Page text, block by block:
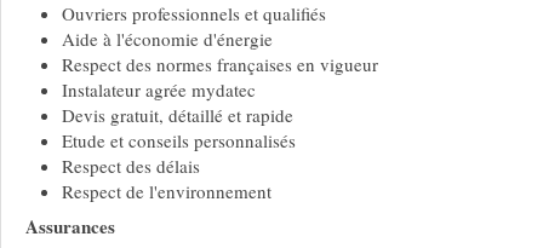
Ouvriers professionnels et qualifiés
Aide à l'économie d'énergie
Respect des normes françaises en vigueur
Instalateur agrée mydatec
Devis gratuit, détaillé et rapide
Etude et conseils personnalisés
Respect des délais
Respect de l'environnement
Assurances